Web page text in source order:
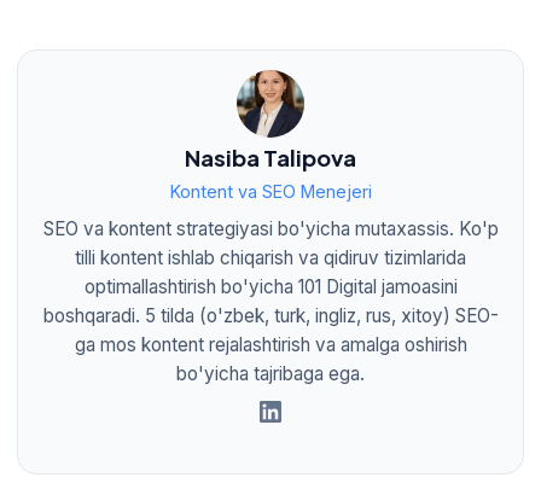
Nasiba Talipova
Kontent va SEO Menejeri
SEO va kontent strategiyasi bo'yicha mutaxassis. Ko'p
tilli kontent ishlab chiqarish va qidiruv tizimlarida
optimallashtirish bo'yicha 101 Digital jamoasini
boshqaradi. 5 tilda (o'zbek, turk, ingliz, rus, xitoy) SEO-
ga mos kontent rejalashtirish va amalga oshirish
bo'yicha tajribaga ega.